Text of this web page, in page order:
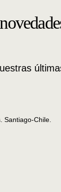
Santiago-Chile.